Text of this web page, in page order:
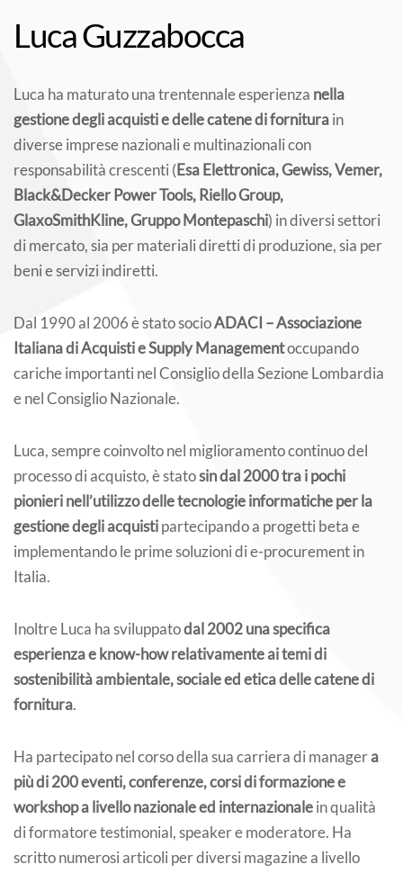
Luca Guzzabocca
Luca ha maturato una trentennale esperienza nella
gestione degli acquisti e delle catene di fornitura in
diverse imprese nazionali e multinazionali con
responsabilità crescenti (Esa Elettronica, Gewiss, Vemer,
Black&Decker Power Tools, Riello Group,
GlaxoSmithKline, Gruppo Montepaschi) in diversi settori
di mercato, sia per materiali diretti di produzione, sia per
beni e servizi indiretti.
Dal 1990 al 2006 è stato socioADACI – Associazione
Italiana di Acquisti e Supply Managementoccupando
cariche importanti nel Consiglio della Sezione Lombardia
e nel Consiglio Nazionale.
Luca, sempre coinvolto nel miglioramento continuo del
processo di acquisto, è statosin dal 2000 tra i pochi
pionieri nell’utilizzo delle tecnologie informatiche per la
gestione degli acquisti partecipando a progetti beta e
implementando le prime soluzioni di e-procurement in
Italia.
Inoltre Luca ha sviluppatodal 2002 una specifica
esperienza e know-how relativamente ai temi di
sostenibilità ambientale, sociale ed etica delle catene di
fornitura.
Ha partecipato nel corso della sua carriera di managera
più di 200 eventi, conferenze, corsi di formazione e
workshop a livello nazionale ed internazionale in qualità
di formatore testimonial, speaker e moderatore. Ha
scritto numerosi articoli per diversi magazine a livello